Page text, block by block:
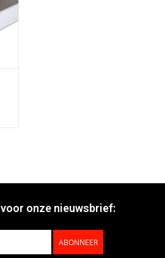
onze nieuwsbrief:
ABONNEER